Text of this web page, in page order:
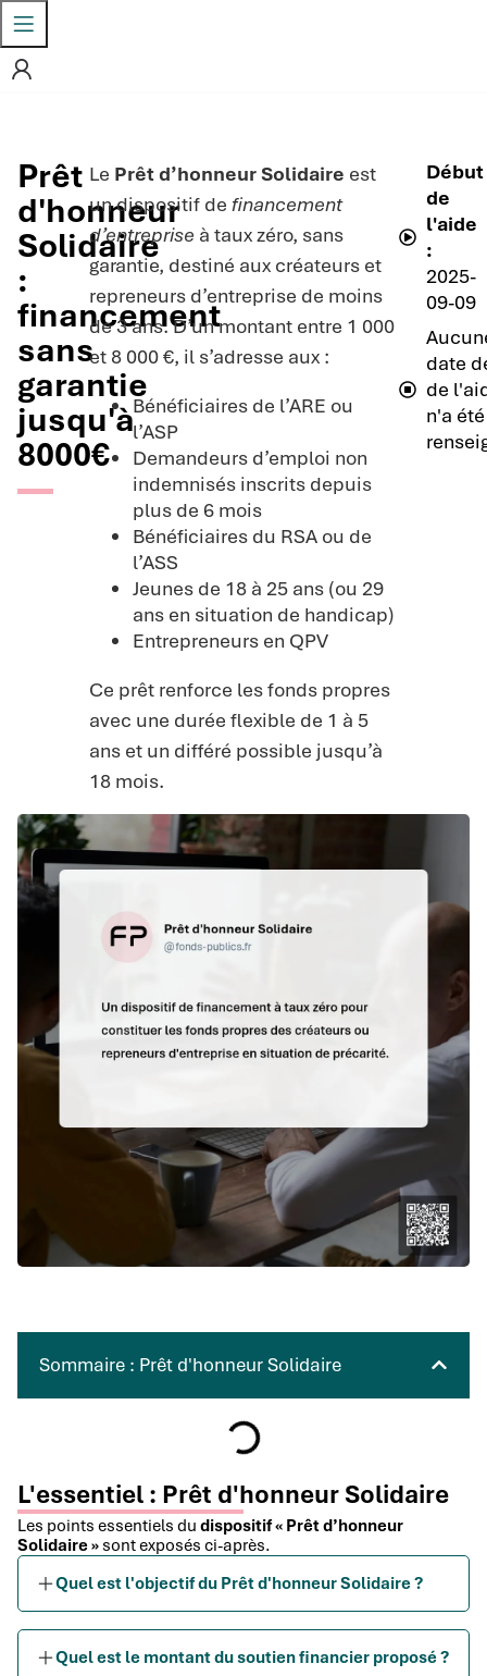
Prêt
d'honneur
Solidaire
:
financement
sans
garantie
jusqu'à
8000€
Le Prêt d’honneur Solidaire est
un dispositif definancement
d’entreprise à taux zéro, sans
garantie, destiné aux créateurs et
repreneurs d’entreprise de moins
de 3 ans. D’un montant entre 1 000
et 8 000 €, il s’adresse aux :
Bénéficiaires de l’ARE ou
l’ASP
Demandeurs d’emploi non
indemnisés inscrits depuis
plus de 6 mois
Bénéficiaires du RSA ou de
l’ASS
Jeunes de 18 à 25 ans (ou 29
ans en situation de handicap)
Entrepreneurs en QPV
Ce prêt renforce les fonds propres
avec une durée flexible de 1 à 5
ans et un différé possible jusqu’à
18 mois.
Début
de
l'aide
:
2025-
09-09
date
de
n'a été
Sommaire : Prêt d'honneur Solidaire
L'essentiel : Prêt d'honneur Solidaire
Les points essentiels du dispositif « Prêt d’honneur
Solidaire » sont exposés ci-après.
Quel est l'objectif du Prêt d'honneur Solidaire ?
Quel est le montant du soutien financier proposé ?